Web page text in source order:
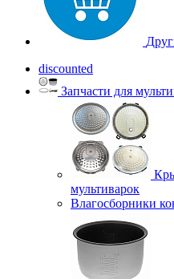
discounted
Запчасти для
мультиварок
Влагосборники